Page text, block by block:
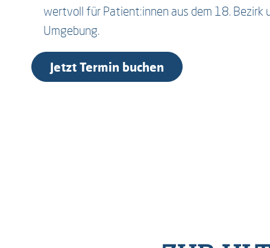
wertvoll für Patient:innen aus dem 18. Bezirk
Umgebung.
Jetzt Termin buchen
meist sehr schnell zur Verfügung – häufig am